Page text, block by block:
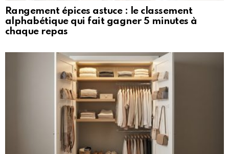
Rangement épices astuce : le classement
alphabétique qui fait gagner 5 minutes à
chaque repas